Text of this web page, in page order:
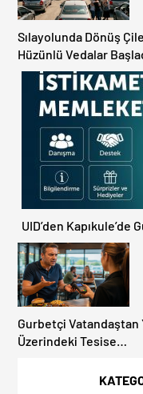
Sılayolunda Dönüş
Hüzünlü Vedalar
Kapıkule’de Yoğunluk
Artıyor!
UID’den
Gurbetçi Vatandaştan
Üzerindeki Tesise
“Hesabınızı Mutlaka